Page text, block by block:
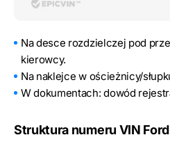
Na desce rozdzielczej pod
kierowcy.
Na naklejce w ościeżnicy/
W dokumentach: dowód
Struktura numeru VIN